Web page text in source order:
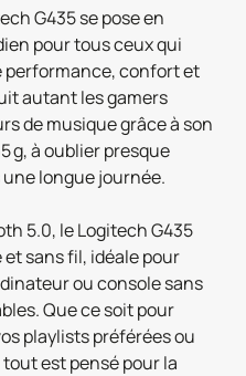
G435 se pose en
pour tous ceux qui
confort et
autant les gamers
de musique grâce à son
g, à oublier presque
longue journée.
5.0, le Logitech G435
sans fil, idéale pour
ou console sans
Que ce soit pour
playlists préférées ou
est pensé pour la